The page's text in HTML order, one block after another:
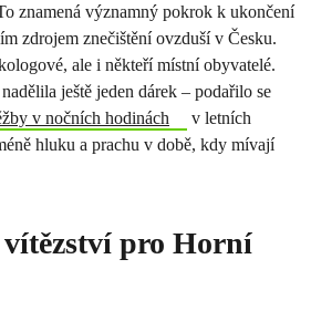
znamená významný pokrok k ukončení
zdrojem znečištění ovzduší v Česku.
ale i někteří místní obyvatelé.
ještě jeden dárek – podařilo se
v nočních hodinách
v letních
hluku a prachu v době, kdy mívají
pro Horní